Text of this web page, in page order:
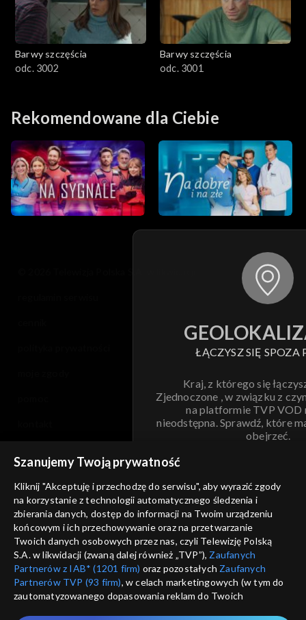
Barwy szczęścia
odc. 3002
Barwy szczęścia
odc. 3001
Rekomendowane dla Ciebie
ŁĄCZYSZ SIĘ SPOZA
Kraj, z którego się
Zjednoczone , w związku z
na platformie TVP VOD
nieodstępna. Sprawdź, które
obejrzeć.
ANULUJ
informacje o dostawcy usług
Szanujemy Twoją prywatność
Kliknij "Akceptuję i przechodzę do serwisu", aby wyrazić zgody
na korzystanie z technologii automatycznego śledzenia i
zbierania danych, dostęp do informacji na Twoim urządzeniu
końcowym i ich przechowywanie oraz na przetwarzanie
Twoich danych osobowych przez nas, czyli Telewizję Polską
S.A. w likwidacji (zwaną dalej również „TVP”), Zaufanych
Partnerów z IAB* (1201 firm) oraz pozostałych Zaufanych
Partnerów TVP (93 firm), w celach marketingowych (w tym do
zautomatyzowanego dopasowania reklam do Twoich